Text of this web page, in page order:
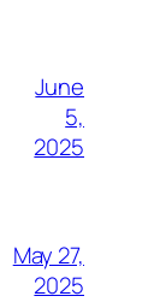
June
5,
2025
May 27,
2025